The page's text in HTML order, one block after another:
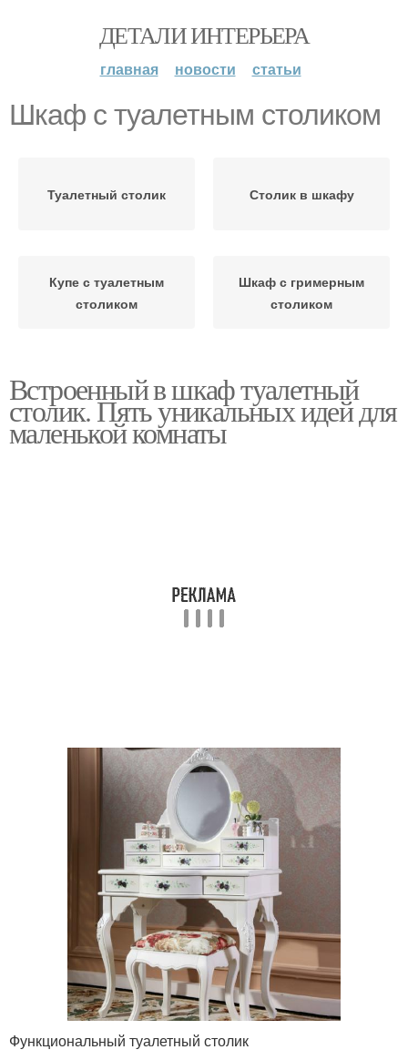
ДЕТАЛИ ИНТЕРЬЕРА
главная новости статьи
Шкаф с туалетным столиком
Туалетный столик Столик в шкафу
Купе с туалетным
столиком
Шкаф с гримерным
столиком
Встроенный в шкаф туалетный
столик. Пять уникальных идей для
маленькой комнаты
Функциональный туалетный столик